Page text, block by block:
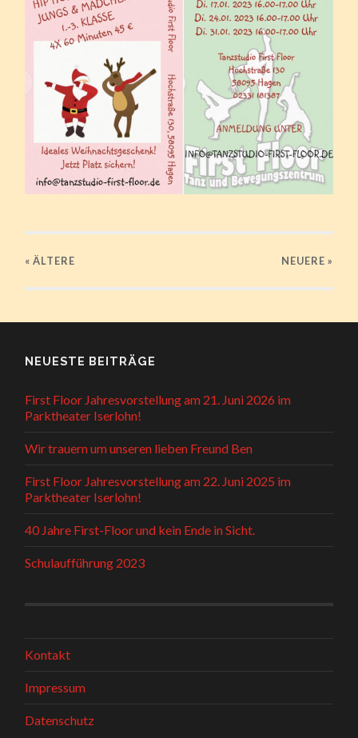
« ÄLTERE NEUERE »
NEUESTE BEITRÄGE
First Floor Jahresvorstellung am 21. Juni 2026 im
Parktheater Iserlohn!
Wir trauern um unseren lieben Freund Ben
First Floor Jahresvorstellung am 22. Juni 2025 im
Parktheater Iserlohn!
40 Jahre First-Floor und kein Ende in Sicht.
Schulaufführung 2023
Kontakt
Impressum
Datenschutz